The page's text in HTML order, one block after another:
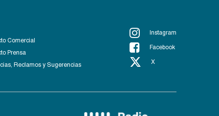
Comercial
Prensa
Reclamos y Sugerencias
Instagram
Facebook
X